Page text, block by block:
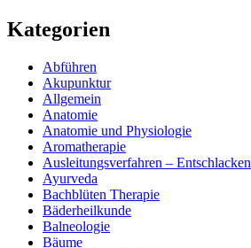
Kategorien
Abführen
Akupunktur
Allgemein
Anatomie
Anatomie und Physiologie
Aromatherapie
Ausleitungsverfahren – Entschlacken
Ayurveda
Bachblüten Therapie
Bäderheilkunde
Balneologie
Bäume